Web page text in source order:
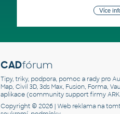
Více
CADfórum
Tipy, triky, podpora, pomoc a rady pro
Map, Civil 3D, 3ds Max, Fusion, Forma,
aplikace (community support firmy
Copyright © 2026 | Web reklamana